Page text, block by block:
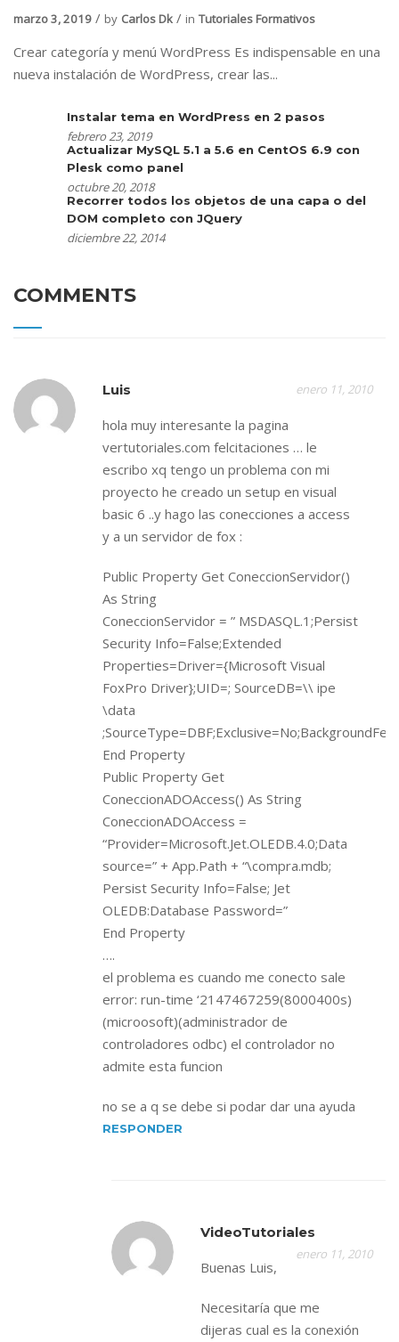
marzo 3, 2019 by Carlos Dk in Tutoriales Formativos
Crear categoría y menú WordPress Es indispensable en una
nueva instalación de WordPress, crear las...
Instalar tema en WordPress en 2 pasos
febrero 23, 2019
Actualizar MySQL 5.1 a 5.6 en CentOS 6.9 con
Plesk como panel
octubre 20, 2018
Recorrer todos los objetos de una capa o del
DOM completo con JQuery
diciembre 22, 2014
COMMENTS
Luis enero 11, 2010
hola muy interesante la pagina
vertutoriales.com felcitaciones … le
escribo xq tengo un problema con mi
proyecto he creado un setup en visual
basic 6 ..y hago las conecciones a access
y a un servidor de fox :
Public Property Get ConeccionServidor()
As String
ConeccionServidor = ” MSDASQL.1;Persist
Security Info=False;Extended
Properties=Driver={Microsoft Visual
FoxPro Driver};UID=; SourceDB=\\ ipe
\data
End Property
Public Property Get
ConeccionADOAccess() As String
ConeccionADOAccess =
“Provider=Microsoft.Jet.OLEDB.4.0;Data
source=” + App.Path + “\compra.mdb;
Persist Security Info=False; Jet
OLEDB:Database Password=”
End Property
….
el problema es cuando me conecto sale
error: run-time ‘2147467259(8000400s)
(microosoft)(administrador de
controladores odbc) el controlador no
admite esta funcion
no se a q se debe si podar dar una ayuda
RESPONDER
VideoTutoriales
enero 11, 2010
Buenas Luis,
Necesitaría que me
dijeras cual es la conexión